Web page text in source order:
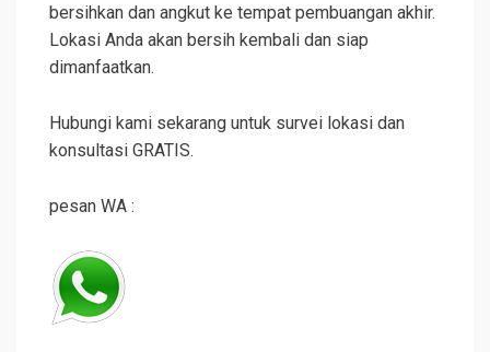
bersihkan dan angkut ke tempat pembuangan akhir.
Lokasi Anda akan bersih kembali dan siap
dimanfaatkan.
Hubungi kami sekarang untuk survei lokasi dan
konsultasi GRATIS.
pesan WA :